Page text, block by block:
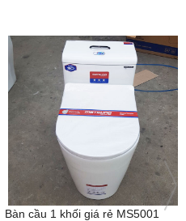
Bàn cầu 1 khối giá rẻ MS5001